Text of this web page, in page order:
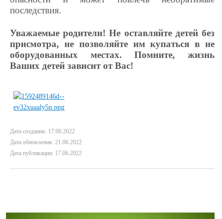
последствия.
Уважаемые родители! Не оставляйте детей без
присмотра, не позволяйте им купаться в не
оборудованных местах. Помните, жизнь
Ваших детей зависит от Вас!
Дата создания: 17.06.2022
Дата обновления: 21.06.2022
Дата публикации: 17.06.2022